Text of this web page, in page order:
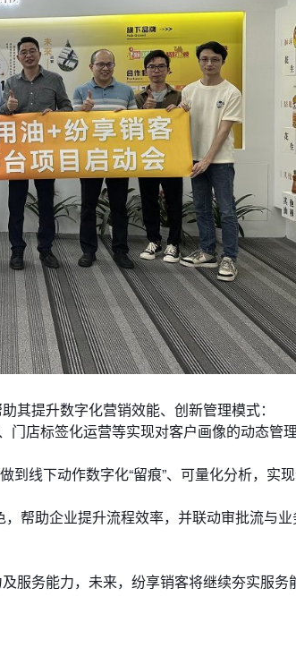
其提升数字化营销效能、创新管理模式：
店标签化运营等实现对客户画像的动态管
线下动作数字化“留痕”、可量化分析，实
帮助企业提升流程效率，并联动审批流与
服务能力，未来，纷享销客将继续夯实服务